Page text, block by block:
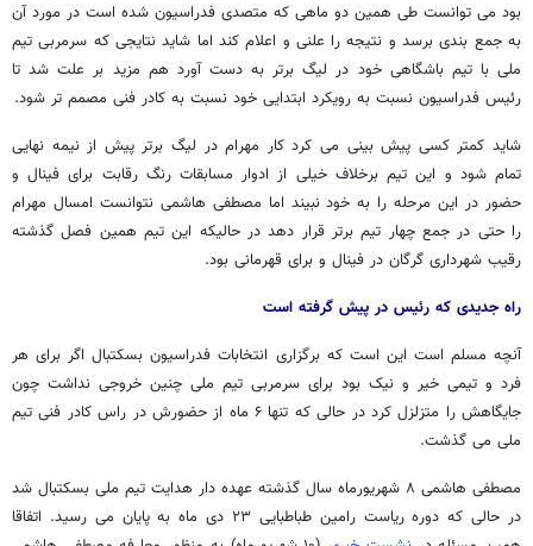
بود می توانست طی همین دو ماهی که متصدی فدراسیون شده است در مورد آن
به جمع بندی برسد و نتیجه را علنی و اعلام کند اما شاید نتایجی که سرمربی تیم
ملی با تیم باشگاهی خود در لیگ برتر به دست آورد هم مزید بر علت شد تا
رئیس فدراسیون نسبت به رویکرد ابتدایی خود نسبت به کادر فنی مصمم تر شود.
شاید کمتر کسی پیش بینی می کرد کار مهرام در لیگ برتر پیش از نیمه نهایی
تمام شود و این تیم برخلاف خیلی از ادوار مسابقات رنگ رقابت برای فینال و
حضور در این مرحله را به خود نبیند اما مصطفی هاشمی نتوانست امسال مهرام
را حتی در جمع چهار تیم برتر قرار دهد در حالیکه این تیم همین فصل گذشته
رقیب شهرداری گرگان در فینال و برای قهرمانی بود.
راه جدیدی که رئیس در پیش گرفته است
آنچه مسلم است این است که برگزاری انتخابات فدراسیون بسکتبال اگر برای هر
فرد و تیمی خیر و نیک بود برای سرمربی تیم ملی چنین خروجی نداشت چون
جایگاهش را متزلزل کرد در حالی که تنها ۶ ماه از حضورش در راس کادر فنی تیم
ملی می گذشت.
مصطفی هاشمی ۸ شهریورماه سال گذشته عهده دار هدایت تیم ملی بسکتبال شد
در حالی که دوره ریاست رامین طباطبایی ۲۳ دی ماه به پایان می رسید. اتفاقا